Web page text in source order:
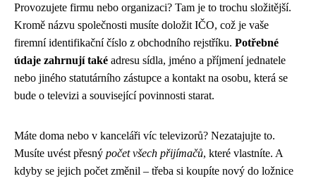
Provozujete firmu nebo organizaci? Tam je to trochu složitější.
Kromě názvu společnosti musíte doložit IČO, což je vaše
firemní identifikační číslo z obchodního rejstříku. Potřebné
údaje zahrnují také adresu sídla, jméno a příjmení jednatele
nebo jiného statutárního zástupce a kontakt na osobu, která se
bude o televizi a související povinnosti starat.
Máte doma nebo v kanceláři víc televizorů? Nezatajujte to.
Musíte uvést přesný počet všech přijímačů, které vlastníte. A
kdyby se jejich počet změnil – třeba si koupíte nový do ložnice